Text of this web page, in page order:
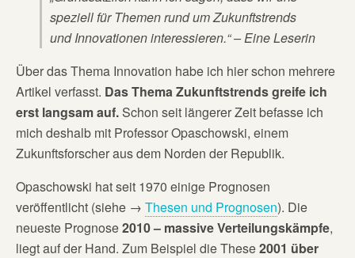
speziell für Themen rund um Zukunftstrends
und Innovationen interessieren.“ – Eine Leserin
Über das Thema Innovation habe ich hier schon mehrere
Artikel verfasst. Das Thema Zukunftstrends greife ich
erst langsam auf. Schon seit längerer Zeit befasse ich
mich deshalb mit Professor Opaschowski, einem
Zukunftsforscher aus dem Norden der Republik.
Opaschowski hat seit 1970 einige Prognosen
veröffentlicht (siehe → Thesen und Prognosen). Die
neueste Prognose2010 – massive Verteilungskämpfe,
liegt auf der Hand. Zum Beispiel die These2001 über